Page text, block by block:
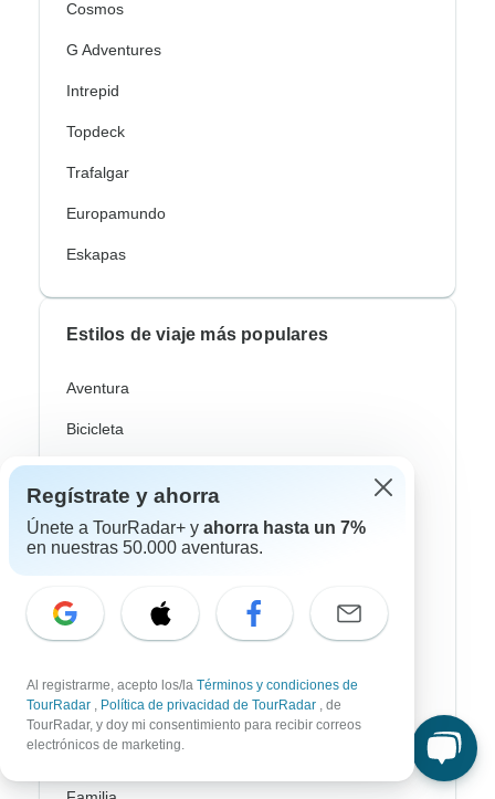
Cosmos
G Adventures
Intrepid
Topdeck
Trafalgar
Europamundo
Eskapas
Estilos de viaje más populares
Aventura
Bicicleta
Senderismo & Trekking
Aurora Boreal
Crucero Fluvial
Profundización Cultural
Tren / Ferrocarril
Regístrate y ahorra
Únete a TourRadar+ y ahorra hasta un 7%
en nuestras 50.000 aventuras.
Al registrarme, acepto los/la Términos y condiciones de
TourRadar , Política de privacidad de TourRadar , de
TourRadar, y doy mi consentimiento para recibir correos
electrónicos de marketing.